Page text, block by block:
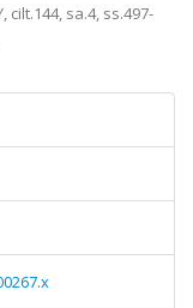
cilt.144, sa.4, ss.497-